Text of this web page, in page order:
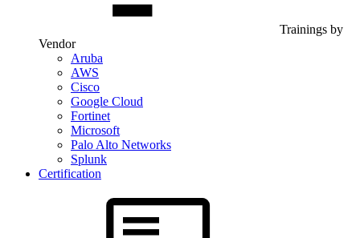
Trainings by
Vendor
Aruba
AWS
Cisco
Google Cloud
Fortinet
Microsoft
Palo Alto Networks
Splunk
Certification